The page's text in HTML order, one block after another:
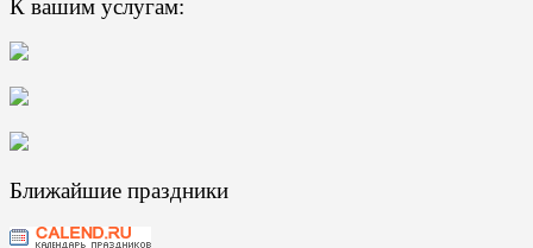
К вашим услугам:
Ближайшие праздники